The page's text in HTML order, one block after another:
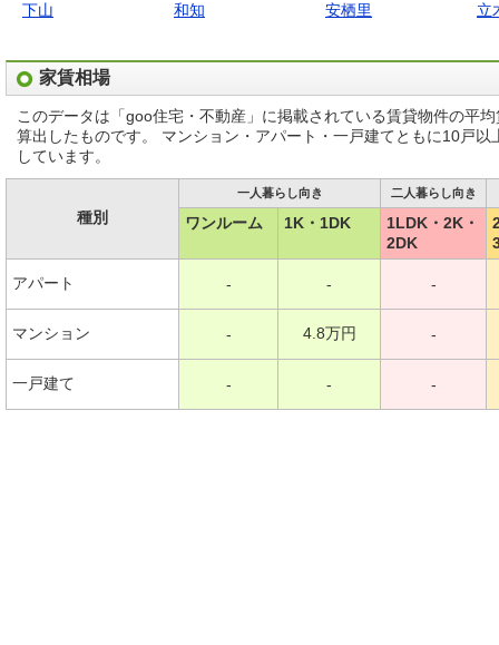
下山 和知 安栖里 立
家賃相場
このデータは「goo住宅・不動産」に掲載されている賃貸物件の平
算出したものです。 マンション・アパート・一戸建てともに10戸
しています。
種別
一人暮らし向き 二人暮らし向き
ワンルーム 1K・1DK
1LDK・2K・
2DK
アパート - - -
マンション - 4.8万円 -
一戸建て - - -